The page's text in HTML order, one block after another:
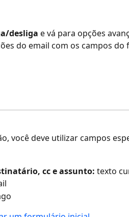
desliga e vá para opções
do email com os campos do
você deve utilizar campos
cc e assunto: texto